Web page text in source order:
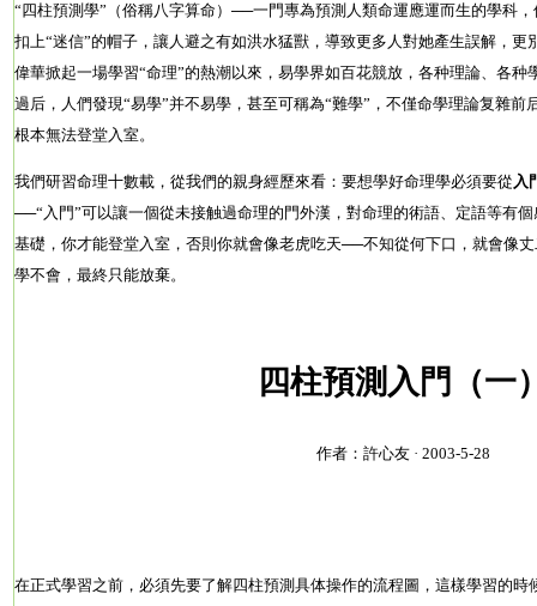
“四柱預測學”（俗稱八字算命）──一門專為預測人類命運應運而生的學科
扣上“迷信”的帽子，讓人避之有如洪水猛獸，導致更多人對她產生誤解，更
偉華掀起一場學習“命理”的熱潮以來，易學界如百花競放，各种理論、各种
過后，人們發現“易學”并不易學，甚至可稱為“難學”，不僅命學理論复雜
根本無法登堂入室。
我們研習命理十數載，從我們的親身經歷來看：要想學好命理學必須要從入
──“入門”可以讓一個從未接触過命理的門外漢，對命理的術語、定語等有
基礎，你才能登堂入室，否則你就會像老虎吃天──不知從何下口，就會像
學不會，最終只能放棄。
四柱預測入門（一
作者：許心友 · 2003-5-28
在正式學習之前，必須先要了解四柱預測具体操作的流程圖，這樣學習的時